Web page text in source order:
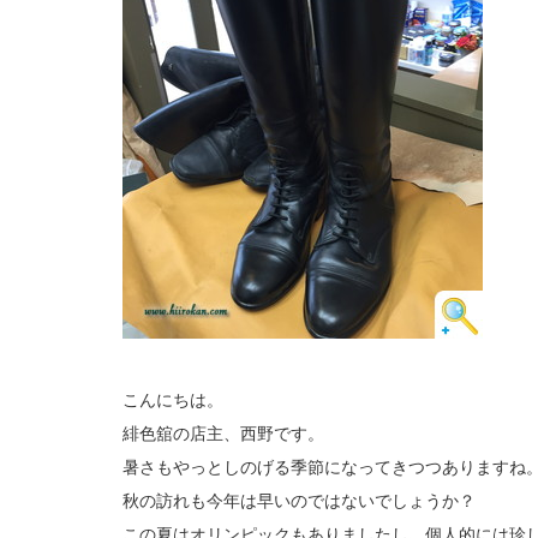
こんにちは。
緋色舘の店主、西野です。
暑さもやっとしのげる季節になってきつつありますね。
秋の訪れも今年は早いのではないでしょうか？